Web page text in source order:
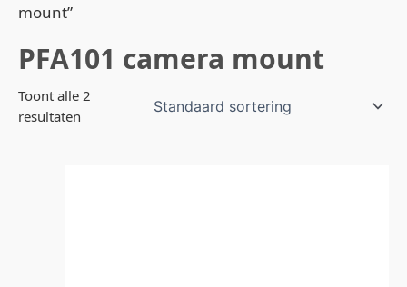
mount”
PFA101 camera mount
Toont alle 2
resultaten